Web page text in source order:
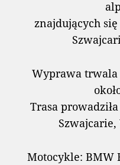
znajdujących
Wyprawa
Trasa
Szwajcarie,
Motocykle: BMW